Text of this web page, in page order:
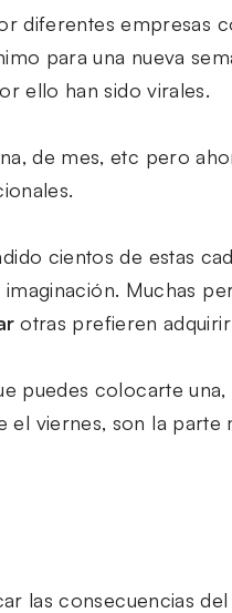
diferentes empresas
para una nueva
ello han sido virales.
de mes, etc pero
cientos de estas
Muchas
otras prefieren
puedes colocarte una,
viernes, son la parte
las consecuencias